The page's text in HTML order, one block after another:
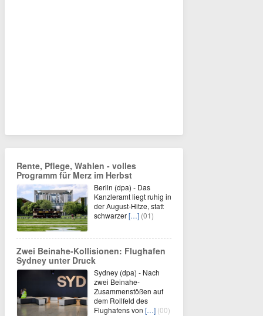
Rente, Pflege, Wahlen - volles
Programm für Merz im Herbst
Berlin (dpa) - Das
Kanzleramt liegt ruhig in
der August-Hitze, statt
schwarzer[…] (01)
Zwei Beinahe-Kollisionen: Flughafen
Sydney unter Druck
Sydney (dpa) - Nach
zwei Beinahe-
Zusammenstößen auf
dem Rollfeld des
Flughafens von […] (00)